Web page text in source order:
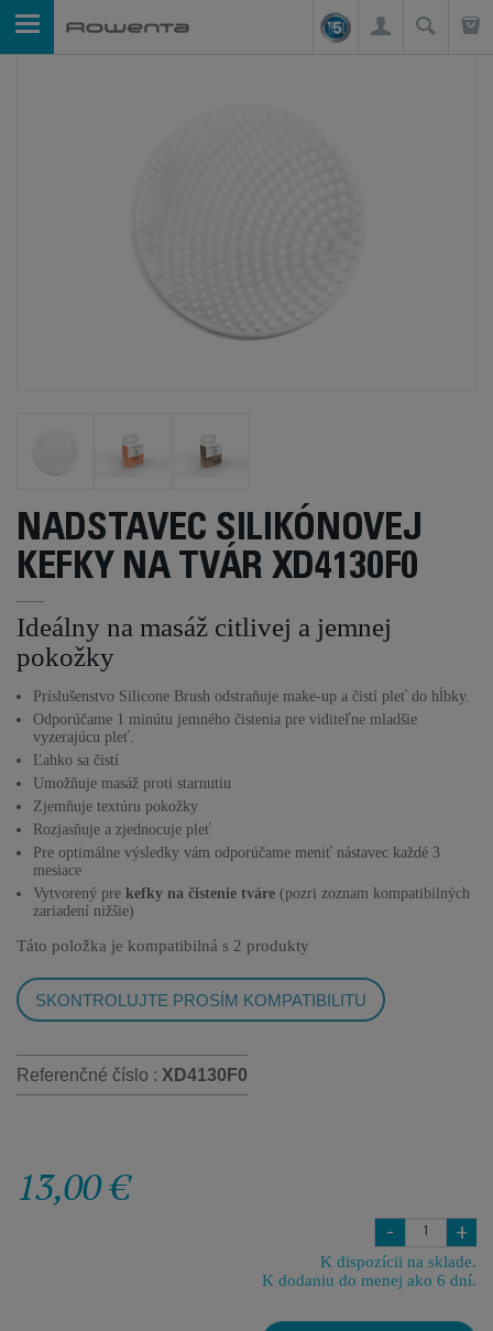
NADSTAVEC SILIKÓNOVEJ
KEFKY NA TVÁR XD4130F0
Ideálny na masáž citlivej a jemnej
pokožky
Príslušenstvo Silicone Brush odstraňuje make-up a čistí pleť do hĺbky.
Odporúčame 1 minútu jemného čistenia pre viditeľne mladšie
vyzerajúcu pleť.
Ľahko sa čistí
Umožňuje masáž proti starnutiu
Zjemňuje textúru pokožky
Rozjasňuje a zjednocuje pleť
Pre optimálne výsledky vám odporúčame meniť nástavec každé 3
mesiace
Vytvorený pre kefky na čistenie tváre (pozri zoznam kompatibilných
zariadení nižšie)
Táto položka je kompatibilná s 2 produkty
SKONTROLUJTE PROSÍM KOMPATIBILITU
Referenčné číslo : XD4130F0
13,00 €
- +
K dispozícii na sklade.
K dodaniu do menej ako 6 dní.